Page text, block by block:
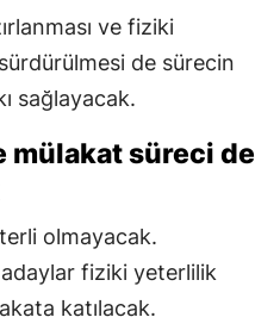
ve fiziki
de sürecin
sağlayacak.
süreci de
olmayacak.
fiziki yeterlilik
katılacak.